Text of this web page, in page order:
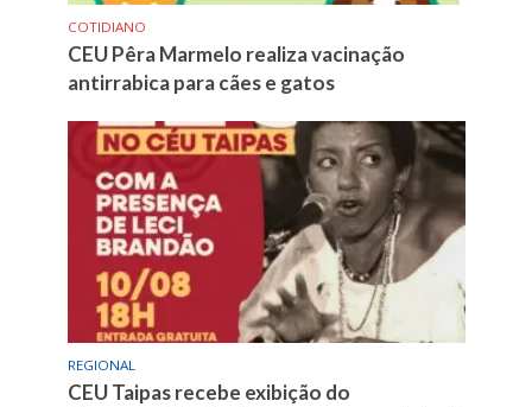
COTIDIANO
CEU Pêra Marmelo realiza vacinação
antirrabica para cães e gatos
REGIONAL
CEU Taipas recebe exibição do